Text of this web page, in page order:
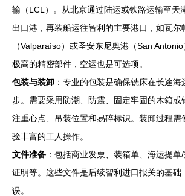
输（LCL）。从北京通过陆运或铁路运输至天
出口港，再装船运往智利的主要港口，如瓦尔
（Valparaíso）或圣安东尼奥港（San
极高的精密部件，空运也是可选项。
包装与装卸 ：专业的包装是确保铣床在长途
步。需要采用防潮、防震、固定牢固的木箱或
注重心点、吊装位置和易碎标识。装卸过程需
验丰富的工人操作。
文件准备 ：包括商业发票、装箱单、海运提
证明等。这些文件是后续智利进口报关的基础
误。